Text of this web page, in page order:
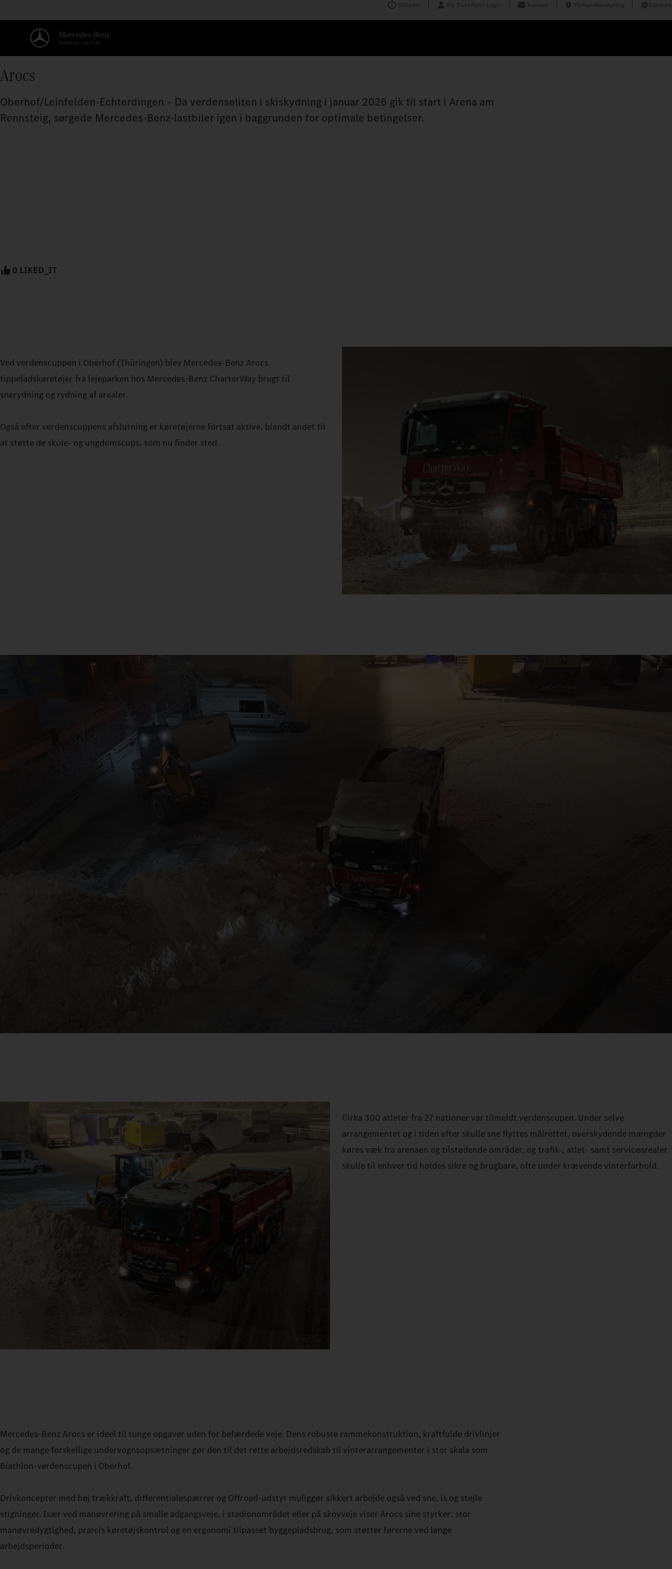
Udbyder My TruckPoint Login Kontakt Forhandlersøgning Danmark
Arocs
Oberhof/Leinfelden-Echterdingen – Da verdenseliten i skiskydning i januar 2026 gik til start i Arena am
Rennsteig, sørgede Mercedes‑Benz-lastbiler igen i baggrunden for optimale betingelser.
0 LIKED_IT
Ved verdenscuppen i Oberhof (Thüringen) blev Mercedes‑Benz Arocs
tippeladskøretøjer fra lejeparken hos Mercedes‑Benz CharterWay brugt til
snerydning og rydning af arealer.
Også efter verdenscuppens afslutning er køretøjerne fortsat aktive, blandt andet til
at støtte de skole- og ungdomscups, som nu finder sted.
Cirka 300 atleter fra 27 nationer var tilmeldt verdenscupen. Under selve
arrangementet og i tiden efter skulle sne flyttes målrettet, overskydende mængder
køres væk fra arenaen og tilstødende områder, og trafik-, atlet- samt servicearealer
skulle til enhver tid holdes sikre og brugbare, ofte under krævende vinterforhold.
Mercedes‑Benz Arocs er ideel til tunge opgaver uden for befærdede veje. Dens robuste rammekonstruktion, kraftfulde drivlinjer
og de mange forskellige undervognsopsætninger gør den til det rette arbejdsredskab til vinterarrangementer i stor skala som
Biathlon-verdenscupen i Oberhof.
Drivkoncepter med høj trækkraft, differentialespærrer og Offroad-udstyr muliggør sikkert arbejde også ved sne, is og stejle
stigninger. Især ved manøvrering på smalle adgangsveje, i stadionområdet eller på skovveje viser Arocs sine styrker: stor
manøvredygtighed, præcis køretøjskontrol og en ergonomi tilpasset byggepladsbrug, som støtter førerne ved lange
arbejdsperioder.